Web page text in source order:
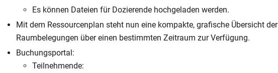
Es können Dateien für Dozierende hochgeladen werden.
Mit dem Ressourcenplan steht nun eine kompakte, grafische Übersicht der
Raumbelegungen über einen bestimmten Zeitraum zur Verfügung.
Buchungsportal:
Teilnehmende: